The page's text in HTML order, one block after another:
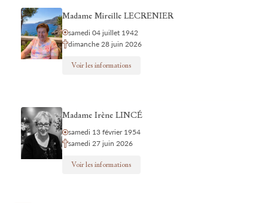
Madame Mireille LECRENIER
samedi 04 juillet 1942
dimanche 28 juin 2026
Voir les informations
Madame Irène LINCÉ
samedi 13 février 1954
samedi 27 juin 2026
Voir les informations